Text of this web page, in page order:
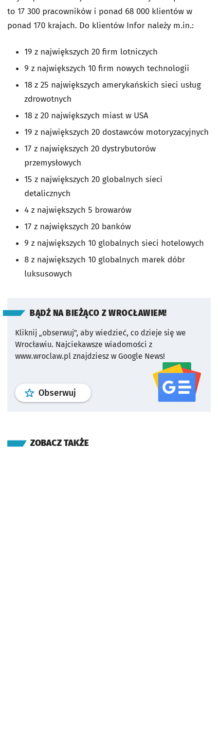
to 17 300 pracowników i ponad 68 000 klientów w
ponad 170 krajach. Do klientów Infor należy m.in.:
19 z największych 20 firm lotniczych
9 z największych 10 firm nowych technologii
18 z 25 największych amerykańskich sieci usług
zdrowotnych
18 z 20 największych miast w USA
19 z największych 20 dostawców motoryzacyjnych
17 z największych 20 dystrybutorów
przemysłowych
15 z największych 20 globalnych sieci
detalicznych
4 z największych 5 browarów
17 z największych 20 banków
9 z największych 10 globalnych sieci hotelowych
8 z największych 10 globalnych marek dóbr
luksusowych
BĄDŹ NA BIEŻĄCO Z WROCŁAWIEM!
Kliknij „obserwuj”, aby wiedzieć, co dzieje się we
Wrocławiu. Najciekawsze wiadomości z
www.wroclaw.pl znajdziesz w Google News!
Obserwuj profil serwisu
ZOBACZ TAKŻE